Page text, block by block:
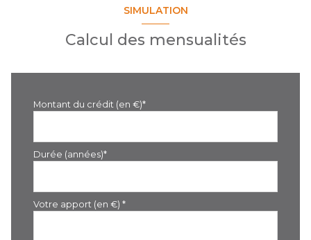
SIMULATION
Calcul des mensualités
Montant du crédit (en €)*
Durée (années)*
Votre apport (en €) *